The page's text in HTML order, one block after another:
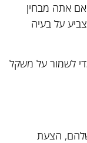
אם אתה מבחין
על בעיה
לשמור על משקל
הצעת